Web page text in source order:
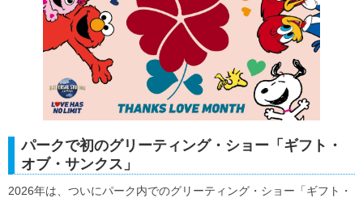
パークで初のグリーティング・ショー「ギフト・
オブ・サンクス」
2026年は、ついにパーク内でのグリーティング・ショー「ギフト・